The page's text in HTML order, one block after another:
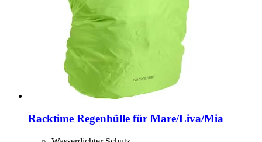
Racktime Regenhülle für Mare/Liva/Mia